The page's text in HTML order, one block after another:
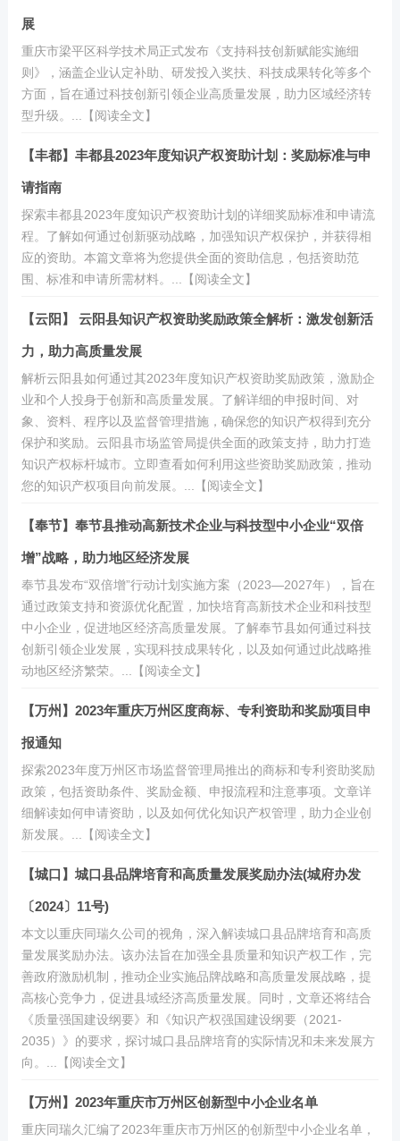
展
重庆市梁平区科学技术局正式发布《支持科技创新赋能实施细
则》，涵盖企业认定补助、研发投入奖扶、科技成果转化等多个
方面，旨在通过科技创新引领企业高质量发展，助力区域经济转
型升级。...【阅读全文】
【丰都】丰都县2023年度知识产权资助计划：奖励标准与申
请指南
探索丰都县2023年度知识产权资助计划的详细奖励标准和申请流
程。了解如何通过创新驱动战略，加强知识产权保护，并获得相
应的资助。本篇文章将为您提供全面的资助信息，包括资助范
围、标准和申请所需材料。...【阅读全文】
【云阳】 云阳县知识产权资助奖励政策全解析：激发创新活
力，助力高质量发展
解析云阳县如何通过其2023年度知识产权资助奖励政策，激励企
业和个人投身于创新和高质量发展。了解详细的申报时间、对
象、资料、程序以及监督管理措施，确保您的知识产权得到充分
保护和奖励。云阳县市场监管局提供全面的政策支持，助力打造
知识产权标杆城市。立即查看如何利用这些资助奖励政策，推动
您的知识产权项目向前发展。...【阅读全文】
【奉节】奉节县推动高新技术企业与科技型中小企业“双倍
增”战略，助力地区经济发展
奉节县发布“双倍增”行动计划实施方案（2023—2027年），旨在
通过政策支持和资源优化配置，加快培育高新技术企业和科技型
中小企业，促进地区经济高质量发展。了解奉节县如何通过科技
创新引领企业发展，实现科技成果转化，以及如何通过此战略推
动地区经济繁荣。...【阅读全文】
【万州】2023年重庆万州区度商标、专利资助和奖励项目申
报通知
探索2023年度万州区市场监督管理局推出的商标和专利资助奖励
政策，包括资助条件、奖励金额、申报流程和注意事项。文章详
细解读如何申请资助，以及如何优化知识产权管理，助力企业创
新发展。...【阅读全文】
【城口】城口县品牌培育和高质量发展奖励办法(城府办发
〔2024〕11号)
本文以重庆同瑞久公司的视角，深入解读城口县品牌培育和高质
量发展奖励办法。该办法旨在加强全县质量和知识产权工作，完
善政府激励机制，推动企业实施品牌战略和高质量发展战略，提
高核心竞争力，促进县域经济高质量发展。同时，文章还将结合
《质量强国建设纲要》和《知识产权强国建设纲要（2021-
2035）》的要求，探讨城口县品牌培育的实际情况和未来发展方
向。...【阅读全文】
【万州】2023年重庆市万州区创新型中小企业名单
重庆同瑞久汇编了2023年重庆市万州区的创新型中小企业名单，